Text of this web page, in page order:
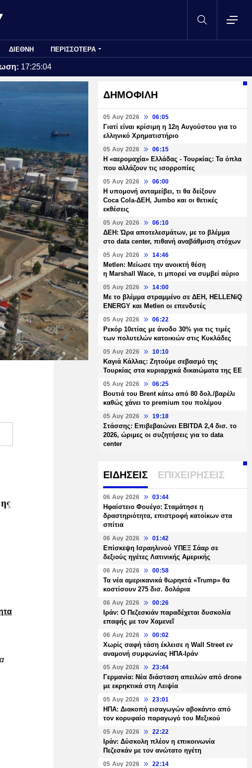
ΔΙΕΘΝΗ ΠΕΡΙΣΣΟΤΕΡΑ
17:25:04
ΔΗΜΟΦΙΛΗ
05 Αυγ 2026 06:05
Γιατί είναι κρίσιμη η 12η Αυγούστου για το
ελληνικό Χρηματιστήριο
05 Αυγ 2026 06:15
Η «αερομαχία» Ελλάδας - Τουρκίας: Τα όπλα
που αλλάζουν τις ισορροπίες
05 Αυγ 2026 06:00
Η υπομονή ανταμείβει, τι θα δείξουν
Coca Cola-ΔΕΗ, Jumbo και οι θετικές
εκθέσεις
05 Αυγ 2026 06:10
ΔΕΗ: Ώρα αποτελεσμάτων, με το βλέμμα
στο data center, πιθανή αναβάθμιση στόχων
05 Αυγ 2026 14:46
Metlen: Μείωσε την ανοικτή θέση
η Marshall Wace, τι μπορεί να συμβεί αύριο
05 Αυγ 2026 14:00
Με το βλέμμα στραμμένο σε ΔΕΗ, HELLENiQ
ENERGY και Metlen οι επενδυτές
05 Αυγ 2026 06:22
Ρεκόρ 10ετίας με άνοδο 30% για τις τιμές
των πολυτελών κατοικιών στις Κυκλάδες
05 Αυγ 2026 10:10
Καγιά Κάλλας: Ζητούμε σεβασμό της
Τουρκίας στα κυριαρχικά δικαιώματα της ΕΕ
05 Αυγ 2026 06:25
Βουτιά του Brent κάτω από 80 δολ./βαρέλι
καθώς χάνει το premium του πολέμου
05 Αυγ 2026 19:18
Στάσσης: Επιβεβαιώνει EBITDA 2,4 δισ. το
2026, ώριμες οι συζητήσεις για το data
center
ΕΙΔΗΣΕΙΣ ΕΠΙΧΕΙΡΗΣΕΙΣ
06 Αυγ 2026 03:44
Ηφαίστειο Φουέγο: Σταμάτησε η
δραστηριότητα, επιστροφή κατοίκων στα
σπίτια
06 Αυγ 2026 01:42
Επίσκεψη Ισραηλινού ΥΠΕΞ Σάαρ σε
δεξιούς ηγέτες Λατινικής Αμερικής
06 Αυγ 2026 00:58
Τα νέα αμερικανικά θωρηκτά «Trump» θα
κοστίσουν 275 δισ. δολάρια
06 Αυγ 2026 00:26
Ιράν: Ο Πεζεσκιάν παραδέχεται δυσκολία
επαφής με τον Χαμενεΐ
06 Αυγ 2026 00:02
Χωρίς σαφή τάση έκλεισε η Wall Street εν
αναμονή συμφωνίας ΗΠΑ-Ιράν
05 Αυγ 2026 23:44
Γερμανία: Νέα διάσταση απειλών από drone
με εκρηκτικά στη Λειψία
05 Αυγ 2026 23:01
ΗΠΑ: Διακοπή εισαγωγών αβοκάντο από
τον κορυφαίο παραγωγό του Μεξικού
05 Αυγ 2026 22:22
Ιράν: Δύσκολη πλέον η επικοινωνία
Πεζεσκάν με τον ανώτατο ηγέτη
05 Αυγ 2026 22:14